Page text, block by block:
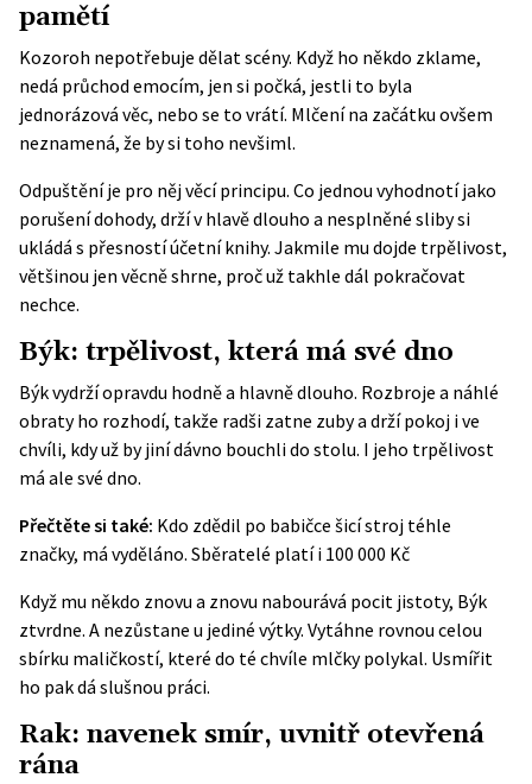
pamětí
Kozoroh nepotřebuje dělat scény. Když ho někdo zklame,
nedá průchod emocím, jen si počká, jestli to byla
jednorázová věc, nebo se to vrátí. Mlčení na začátku ovšem
neznamená, že by si toho nevšiml.
Odpuštění je pro něj věcí principu. Co jednou vyhodnotí jako
porušení dohody, drží v hlavě dlouho a nesplněné sliby si
ukládá s přesností účetní knihy. Jakmile mu dojde trpělivost,
většinou jen věcně shrne, proč už takhle dál pokračovat
nechce.
Býk: trpělivost, která má své dno
Býk vydrží opravdu hodně a hlavně dlouho. Rozbroje a náhlé
obraty ho rozhodí, takže radši zatne zuby a drží pokoj i ve
chvíli, kdy už by jiní dávno bouchli do stolu. I jeho trpělivost
má ale své dno.
Přečtěte si také: Kdo zdědil po babičce šicí stroj téhle
značky, má vyděláno. Sběratelé platí i 100 000 Kč
Když mu někdo znovu a znovu nabourává pocit jistoty, Býk
ztvrdne. A nezůstane u jediné výtky. Vytáhne rovnou celou
sbírku maličkostí, které do té chvíle mlčky polykal. Usmířit
ho pak dá slušnou práci.
Rak: navenek smír, uvnitř otevřená
rána